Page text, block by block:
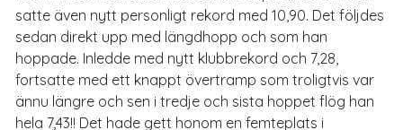
satte även nytt personligt rekord med 10,90. Det följdes
sedan direkt upp med längdhopp och som han
hoppade. Inledde med nytt klubbrekord och 7,28,
fortsatte med ett knappt övertramp som troligtvis var
ännu längre och sen i tredje och sista hoppet flög han
hela 7,43!! Det hade gett honom en femteplats i